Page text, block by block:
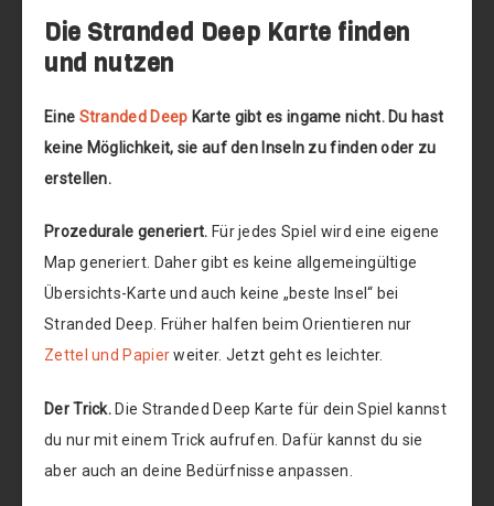
Die Stranded Deep Karte finden
und nutzen
Eine Stranded Deep Karte gibt es ingame nicht. Du hast
keine Möglichkeit, sie auf den Inseln zu finden oder zu
erstellen.
Prozedurale generiert. Für jedes Spiel wird eine eigene
Map generiert. Daher gibt es keine allgemeingültige
Übersichts-Karte und auch keine „beste Insel“ bei
Stranded Deep. Früher halfen beim Orientieren nur
Zettel und Papierweiter. Jetzt geht es leichter.
Der Trick. Die Stranded Deep Karte für dein Spiel kannst
du nur mit einem Trick aufrufen. Dafür kannst du sie
aber auch an deine Bedürfnisse anpassen.